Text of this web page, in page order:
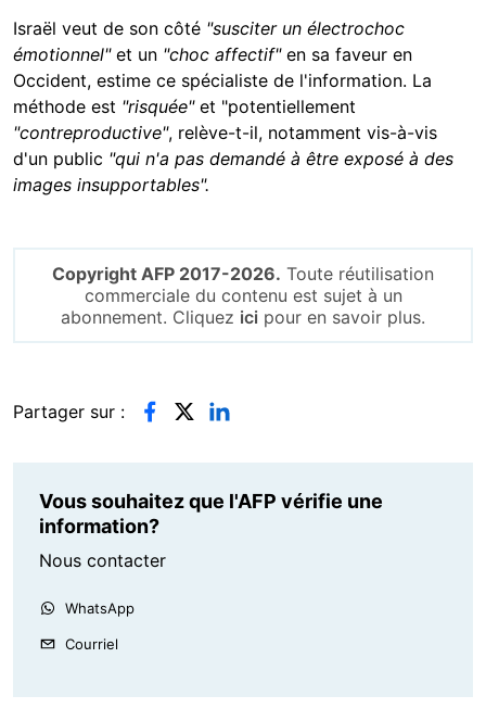
Israël veut de son côté "susciter un électrochoc
émotionnel"et un "choc affectif"en sa faveur en
Occident, estime ce spécialiste de l'information. La
méthode est "risquée"et "potentiellement
"contreproductive", relève-t-il, notamment vis-à-vis
d'un public "qui n'a pas demandé à être exposé à des
images insupportables".
Copyright AFP 2017-2026. Toute réutilisation
commerciale du contenu est sujet à un
abonnement. Cliquez ici pour en savoir plus.
Partager sur :
Vous souhaitez que l'AFP vérifie une
information?
Nous contacter
WhatsApp
Courriel